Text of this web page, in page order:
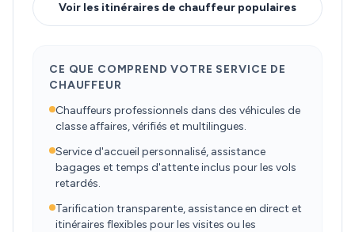
Voir les itinéraires de chauffeur populaires
CE QUE COMPREND VOTRE SERVICE DE
CHAUFFEUR
Chauffeurs professionnels dans des véhicules de
classe affaires, vérifiés et multilingues.
Service d'accueil personnalisé, assistance
bagages et temps d'attente inclus pour les vols
retardés.
Tarification transparente, assistance en direct et
itinéraires flexibles pour les visites ou les